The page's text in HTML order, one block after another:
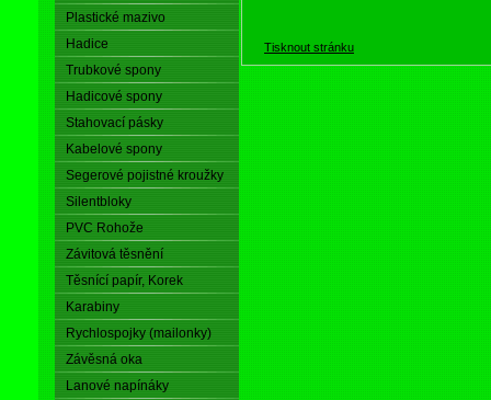
Plastické mazivo
Hadice
Trubkové spony
Hadicové spony
Stahovací pásky
Kabelové spony
Segerové pojistné kroužky
Silentbloky
PVC Rohože
Závitová těsnění
Těsnící papír, Korek
Karabiny
Rychlospojky (mailonky)
Závěsná oka
Lanové napínáky
Tisknout stránku